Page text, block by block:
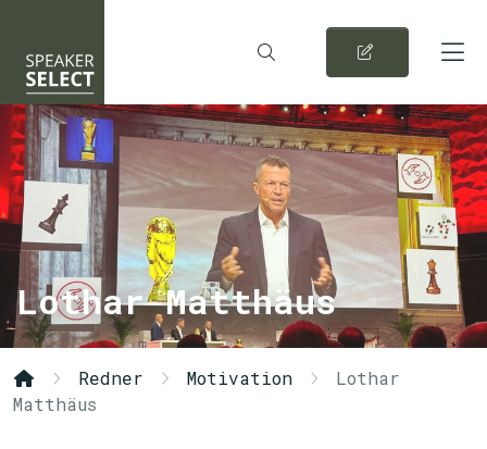
Lothar Matthäus
Redner Motivation
Lothar
Matthäus